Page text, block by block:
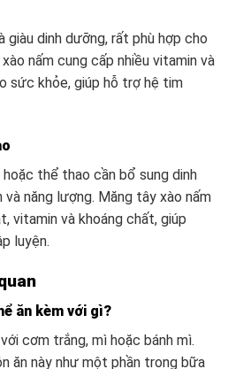
giàu dinh dưỡng, rất phù hợp cho
nấm cung cấp nhiều vitamin và
sức khỏe, giúp hỗ trợ hệ tim
thể thao cần bổ sung dinh
năng lượng. Măng tây xào nấm
vitamin và khoáng chất, giúp
luyện.
ăn kèm với gì?
cơm trắng, mì hoặc bánh mì.
ăn này như một phần trong bữa